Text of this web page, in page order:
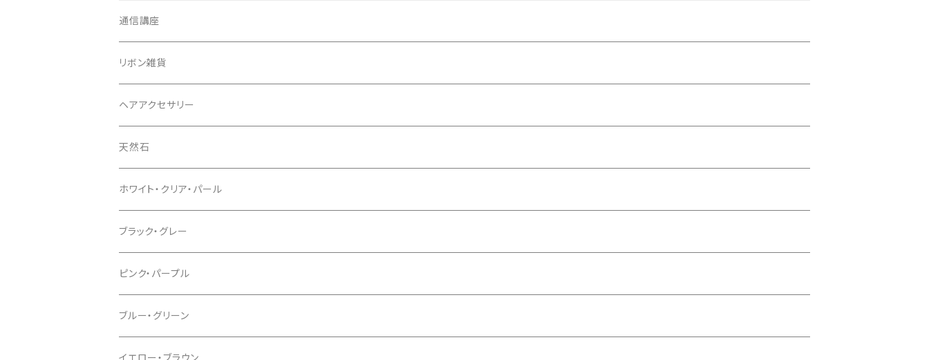
通信講座
リボン雑貨
ヘアアクセサリー
天然石
ホワイト・クリア・パール
ブラック・グレー
ピンク・パープル
ブルー・グリーン
イエロー・ブラウン